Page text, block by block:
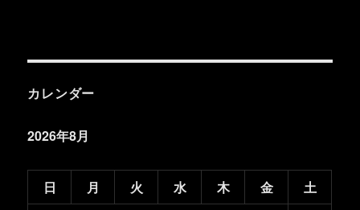
カレンダー
2026年8月
日 月 火 水 木 金
土